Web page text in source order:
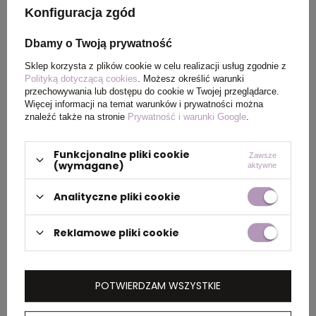
Wymiary
produktu
Kolor naturalny
PAKOWANIE
Wymiary
kartonu
zewnętrznego
(m)
Ilość szt. w
kartonie
wewnętrznym
20
Konfiguracja zgód
Dbamy o Twoją prywatność
Sklep korzysta z plików cookie w celu realizacji usług zgodnie z
Polityką dotyczącą cookies . Możesz określić warunki
przechowywania lub dostępu do cookie w Twojej przeglądarce.
Więcej informacji na temat warunków i prywatności można
znaleźć także na stronie Prywatność i warunki Google
Funkcjonalne pliki cookie
(wymagane)
Zawsze
aktywne
Analityczne pliki cookie
Reklamowe pliki cookie
POTWIERDZAM WSZYSTKIE